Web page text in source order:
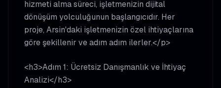
hizmeti alma süreci, işletmenizin dijital
dönüşüm yolculuğunun başlangıcıdır. Her
proje, Arsin'daki işletmenizin özel ihtiyaçlarına
göre şekillenir ve adım adım ilerler.</p>
<h3>Adım 1: Ücretsiz Danışmanlık ve İhtiyaç
Analizi</h3>